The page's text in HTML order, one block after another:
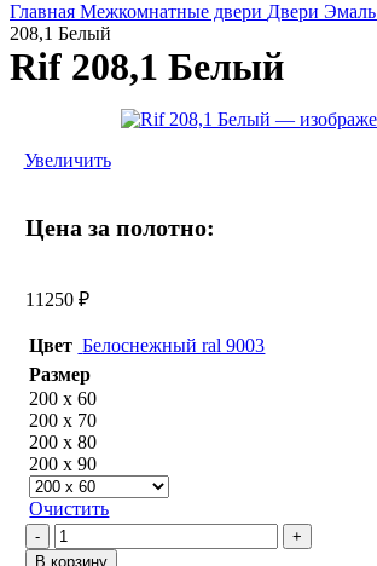
Главная Межкомнатные двери Двери Эмаль
208,1 Белый
Rif 208,1 Белый
Увеличить
Цена за полотно:
11250₽
Цвет Белоснежный ral 9003
Размер
200 х 60
200 х 70
200 х 80
200 х 90
Очистить
Количество
товара
В корзину